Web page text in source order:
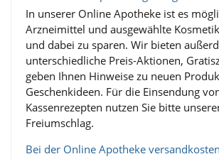
In unserer Online Apotheke ist es
Arzneimittel und ausgewählte
und dabei zu sparen. Wir bieten
unterschiedliche Preis-Aktionen,
geben Ihnen Hinweise zu neuen
Geschenkideen. Für die Einsendung
Kassenrezepten nutzen Sie bitte
Freiumschlag.
Bei der Online Apotheke